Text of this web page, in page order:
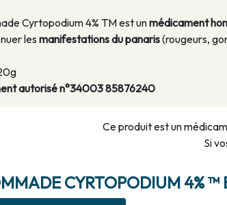
Cyrtopodium 4% TM est unmédicament
lesmanifestations du panaris(rougeurs,
autorisé n°34003 85876240
Ce produit est un
Si
CYRTOPODIUM 4% ™